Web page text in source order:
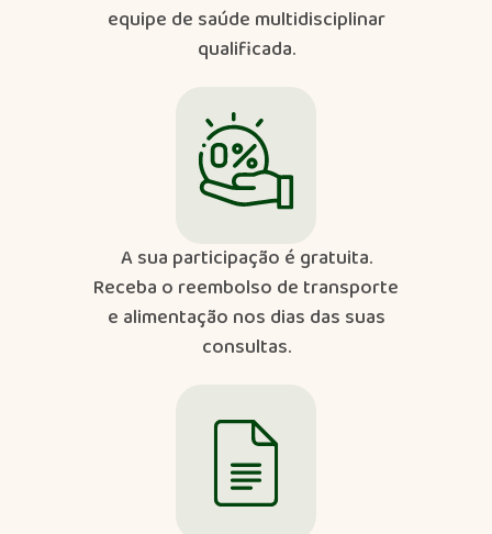
equipe de saúde multidisciplinar
qualificada.
A sua participação é gratuita.​
Receba o reembolso de transporte
e alimentação nos dias das suas
consultas.